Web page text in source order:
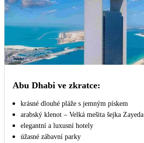
Abu Dhabi ve zkratce:
krásné dlouhé pláže s jemným pískem
arabský klenot – Velká mešita šejka Zayeda
elegantní a luxusní hotely
úžasné zábavní parky